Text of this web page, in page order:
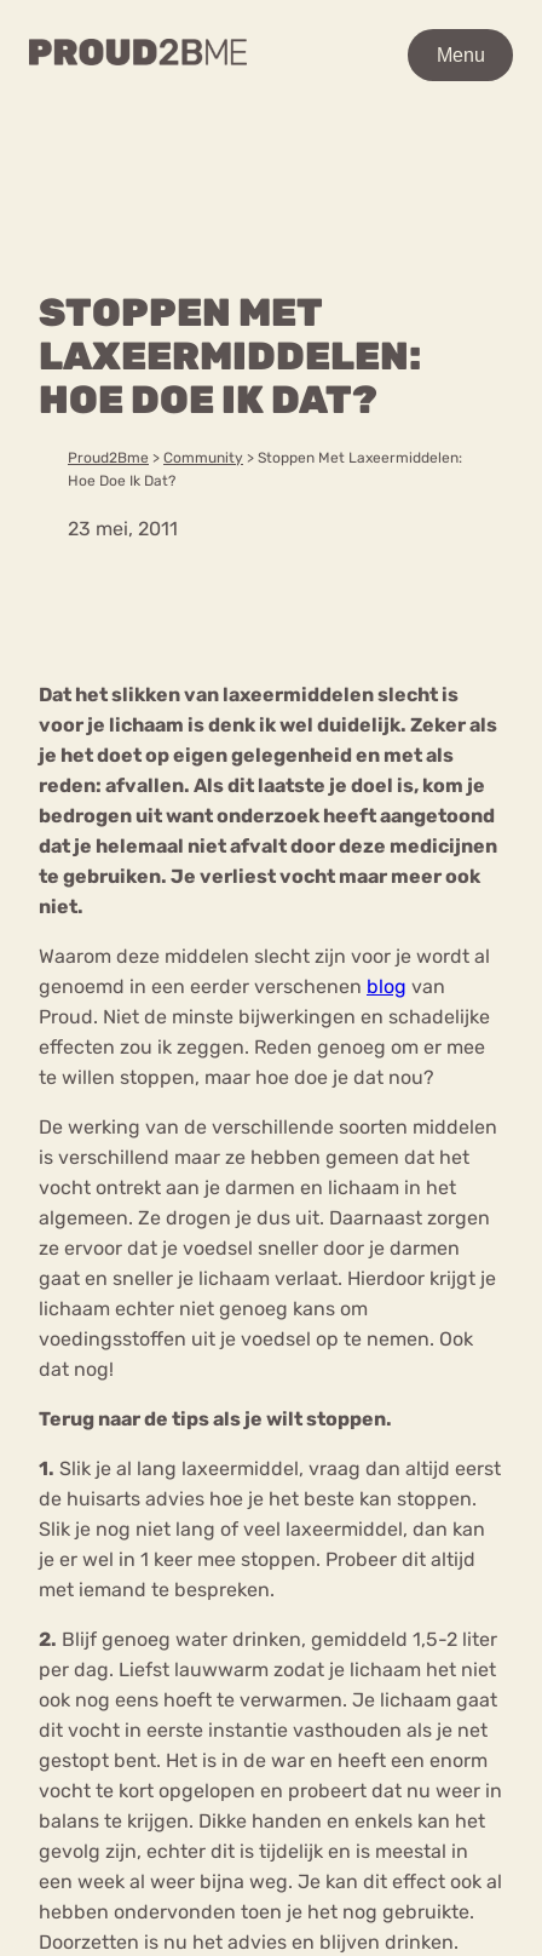
naar
inhoud
Menu
STOPPEN MET
LAXEERMIDDELEN:
HOE DOE IK DAT?
Proud2Bme > Community > Stoppen Met Laxeermiddelen:
Hoe Doe Ik Dat?
23 mei, 2011
Dat het slikken van laxeermiddelen slecht is
voor je lichaam is denk ik wel duidelijk. Zeker als
je het doet op eigen gelegenheid en met als
reden: afvallen. Als dit laatste je doel is, kom je
bedrogen uit want onderzoek heeft aangetoond
dat je helemaal niet afvalt door deze medicijnen
te gebruiken. Je verliest vocht maar meer ook
niet.
Waarom deze middelen slecht zijn voor je wordt al
genoemd in een eerder verschenen blog van
Proud. Niet de minste bijwerkingen en schadelijke
effecten zou ik zeggen. Reden genoeg om er mee
te willen stoppen, maar hoe doe je dat nou?
De werking van de verschillende soorten middelen
is verschillend maar ze hebben gemeen dat het
vocht ontrekt aan je darmen en lichaam in het
algemeen. Ze drogen je dus uit. Daarnaast zorgen
ze ervoor dat je voedsel sneller door je darmen
gaat en sneller je lichaam verlaat. Hierdoor krijgt je
lichaam echter niet genoeg kans om
voedingsstoffen uit je voedsel op te nemen. Ook
dat nog!
Terug naar de tips als je wilt stoppen.
1. Slik je al lang laxeermiddel, vraag dan altijd eerst
de huisarts advies hoe je het beste kan stoppen.
Slik je nog niet lang of veel laxeermiddel, dan kan
je er wel in 1 keer mee stoppen. Probeer dit altijd
met iemand te bespreken.
2. Blijf genoeg water drinken, gemiddeld 1,5-2 liter
per dag. Liefst lauwwarm zodat je lichaam het niet
ook nog eens hoeft te verwarmen. Je lichaam gaat
dit vocht in eerste instantie vasthouden als je net
gestopt bent. Het is in de war en heeft een enorm
vocht te kort opgelopen en probeert dat nu weer in
balans te krijgen. Dikke handen en enkels kan het
gevolg zijn, echter dit is tijdelijk en is meestal in
een week al weer bijna weg. Je kan dit effect ook al
hebben ondervonden toen je het nog gebruikte.
Doorzetten is nu het advies en blijven drinken.
Menu
Content
Forum
WAAR BEN JE NAAR OP
Over proud2bme
Contact
Proud in de media
Vacatures
VEEL GEZOCHTE TERMEN
osa
Eetbuien Piekeren Sport
Trauma
Orthorexia
Afvallen Angst